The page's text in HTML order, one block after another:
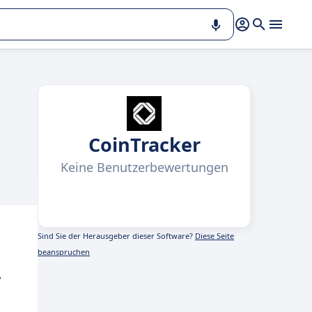
CoinTracker
Keine Benutzerbewertungen
Sind Sie der Herausgeber dieser Software? Diese Seite
beanspruchen